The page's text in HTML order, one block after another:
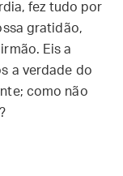
fez tudo por
gratidão,
Eis a
a verdade do
como não